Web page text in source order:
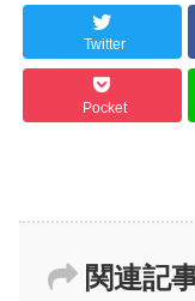
Twitter
Pocket
関連記